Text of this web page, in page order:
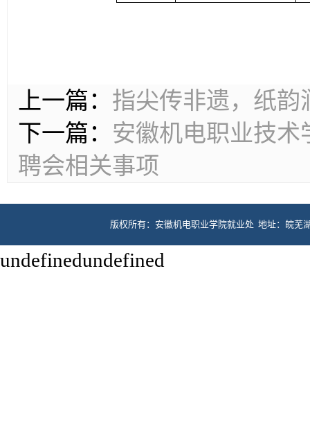
上一篇： 指尖传非遗，纸韵
下一篇： 安徽机电职业技术
聘会相关事项
版权所有：安徽机电职业学院就业处 地址：皖
undefinedundefined